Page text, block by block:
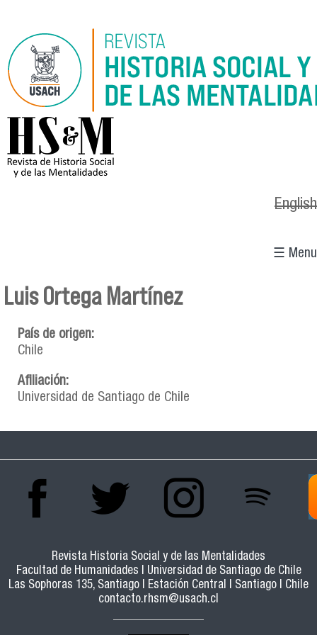
logo_hsm_2021.png
English
☰ Menu
Se encuentra usted aquí
Luis Ortega Martínez
País de origen:
Chile
Afiliación:
Universidad de Santiago de Chile
Revista Historia Social y de las Mentalidades
Facultad de Humanidades | Universidad de Santiago de Chile
Las Sophoras 135, Santiago | Estación Central | Santiago | Chile
contacto.rhsm@usach.cl